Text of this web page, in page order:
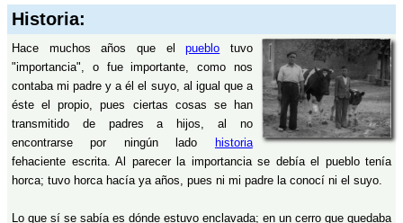
Historia:
Hace muchos años que elpueblo tuvo
"importancia", o fue importante, como nos
contaba mi padre y a él el suyo, al igual que a
éste el propio, pues ciertas cosas se han
transmitido de padres a hijos, al no
encontrarse por ningún lado
historia
fehaciente escrita. Al parecer la importancia se debía el pueblo tenía
horca; tuvo horca hacía ya años, pues ni mi padre la conocí ni el suyo.
Lo que sí se sabía es dónde estuvo enclavada; en un cerro que quedaba